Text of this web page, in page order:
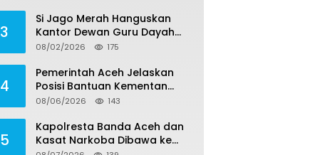
3
Si Jago Merah Hanguskan
Kantor Dewan Guru Dayah
Darul Halim di Aceh Besar
08/02/2026 175
4
Pemerintah Aceh Jelaskan
Posisi Bantuan Kementan
untuk Pemulihan Sawah dan
08/06/2026 143
5
Kapolresta Banda Aceh dan
Kasat Narkoba Dibawa ke